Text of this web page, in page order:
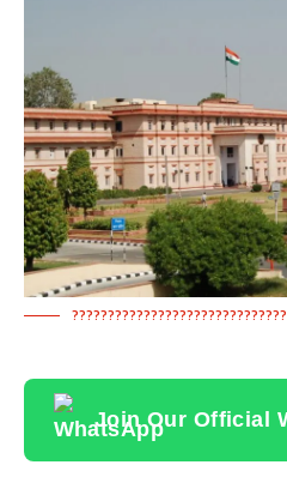
Join Our Official